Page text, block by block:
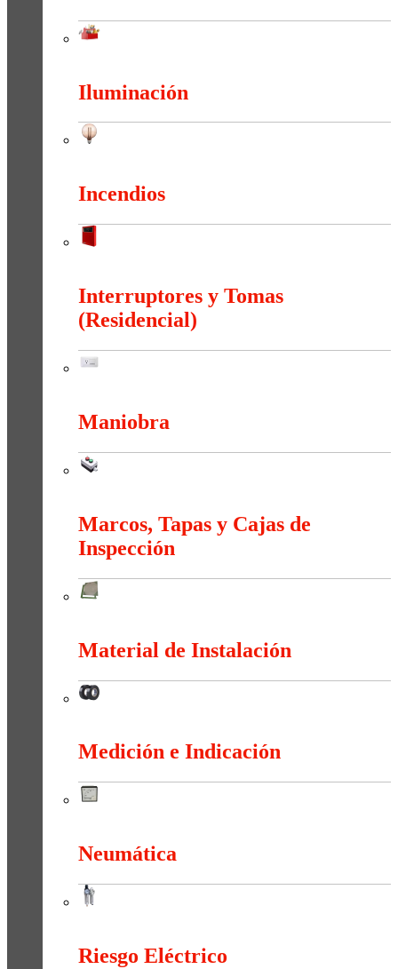
Iluminación
Incendios
Interruptores y Tomas
(Residencial)
Maniobra
Marcos, Tapas y Cajas de
Inspección
Material de Instalación
Medición e Indicación
Neumática
Riesgo Eléctrico